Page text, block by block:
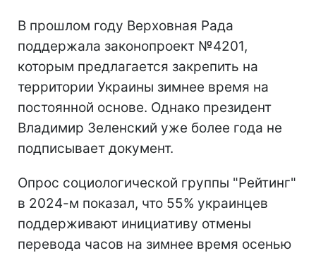
В прошлом году Верховная Рада
поддержала законопроект №4201,
которым предлагается закрепить на
территории Украины зимнее время на
постоянной основе. Однако президент
Владимир Зеленский уже более года не
подписывает документ.
Опрос социологической группы "Рейтинг"
в 2024-м показал, что 55% украинцев
поддерживают инициативу отмены
перевода часов на зимнее время осенью